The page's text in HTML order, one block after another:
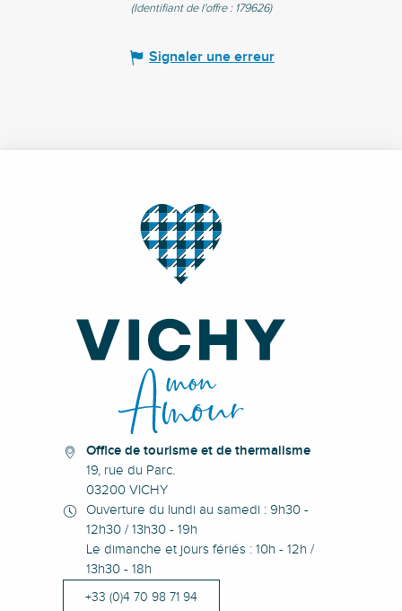
(Identifiant de l'offre : 179626)
Signaler une erreur
Office de tourisme et de thermalisme
19, rue du Parc.
03200 VICHY
Ouverture du lundi au samedi : 9h30 -
12h30 / 13h30 - 19h
Le dimanche et jours fériés : 10h - 12h /
13h30 - 18h
+33 (0)4 70 98 71 94